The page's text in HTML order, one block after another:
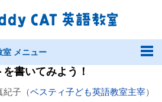
メニュー
書いてみよう！
子（ベスティ子ども英語教室主宰）